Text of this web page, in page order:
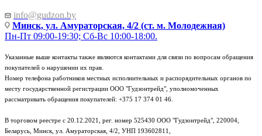
info@gudzon.by
Минск, ул. Амураторская, 4/2 (ст. м. Молодежная)
Пн-Пт 09:00-19:30; Сб-Вс 10:00-18:00.
Указанные выше контакты также являются контактами для связи по вопросам обращения
покупателей о нарушении их прав.
Номер телефона работников местных исполнительных и распорядительных органов по
месту государственной регистрации ООО "Гудзонтрейд", уполномоченных
рассматривать обращения покупателей: +375 17 374 01 46.
В торговом реестре с 20.12.2021, рег. номер 525430 ООО "Гудзонтрейд", 220004,
Беларусь, Минск, ул. Амураторская, 4/2, УНП 193602811,